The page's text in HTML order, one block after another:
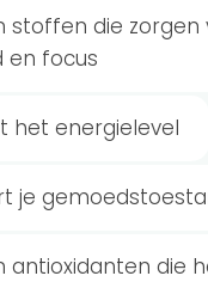
stoffen die
en focus
het energielevel
je
antioxidanten die